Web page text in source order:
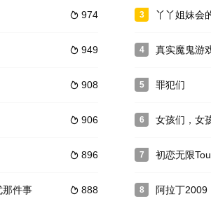
 974
 949
 908
 906
 896
 888
那件事
3 丫丫姐妹会
4 真实魔鬼游
5 罪犯们
6 女孩们，女
7 初恋无限
8 阿拉丁2009